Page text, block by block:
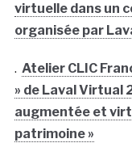
virtuelle dans un
organisée par
. Atelier CLIC
» de Laval Virtual
augmentée et
patrimoine »